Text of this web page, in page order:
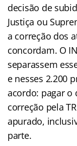
decisão de
Justiça ou
a correção dos
concordam. O
separassem
e nesses 2.200
acordo: pagar o
correção pela
apurado,
parte.